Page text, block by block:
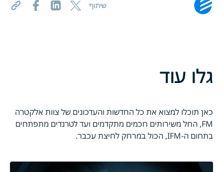
שיתוף
גלו עוד
כאן תוכלו למצוא את כל החדשות והעדכונים של צוות אלקטרה
FM, החל משירותים חכמים מתקדמים ועד לטרנדים מתפתחים
בתחום ה-IFM, הכול במרחק לחיצת עכבר.